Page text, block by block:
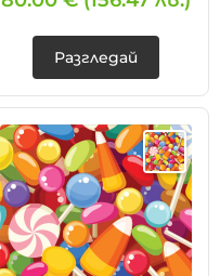
Разгледай